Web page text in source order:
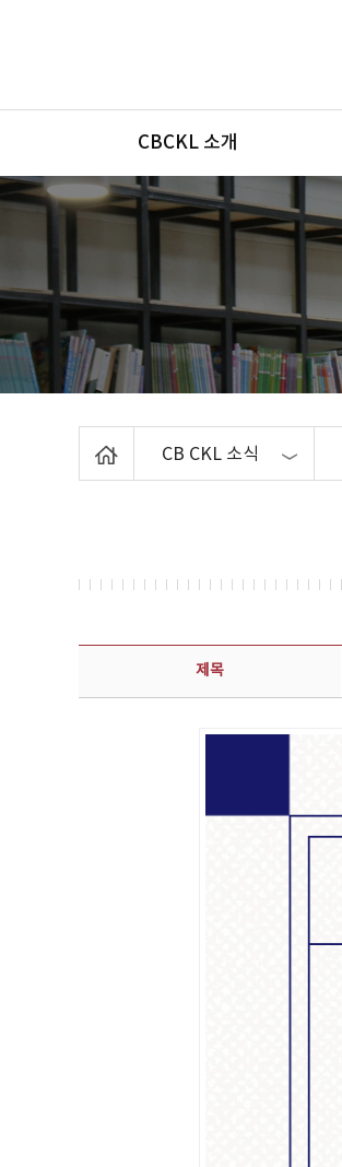
메뉴
CBCKL 소개
CB CKL 소식
콘텐츠이슈 상세보기 - 제목, 담당부서, 담당자, 담당연락처, 내용, 첨부파일 정보 제공
제목